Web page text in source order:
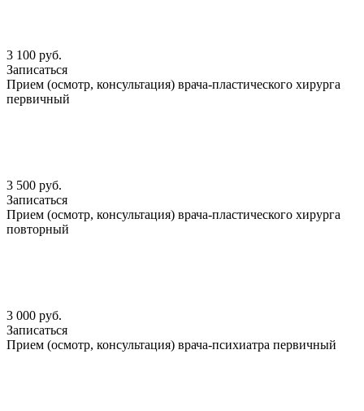
3 100 руб.
Записаться
Прием (осмотр, консультация) врача-пластического хирурга
первичный
3 500 руб.
Записаться
Прием (осмотр, консультация) врача-пластического хирурга
повторный
3 000 руб.
Записаться
Прием (осмотр, консультация) врача-психиатра первичный